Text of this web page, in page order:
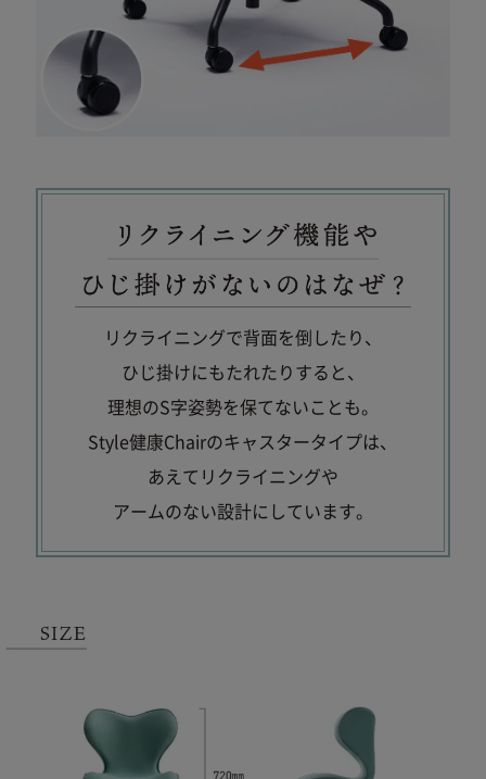
リクライニングで背面を倒したり、
ひじ掛けにもたれたりすると、
理想のS字姿勢を保てないことも。
Style健康Chairのキャスタータイプは、
あえてリクライニングや
アームのない設計にしています。